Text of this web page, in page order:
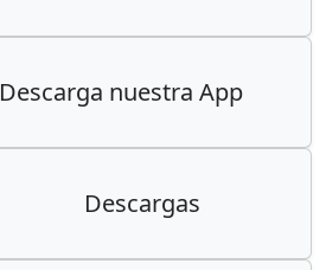
Descarga nuestra App
Descargas